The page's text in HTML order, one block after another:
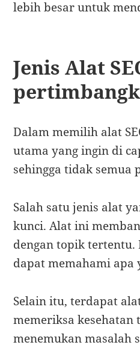
lebih besar untuk
Jenis Alat
Dalam memilih alat
utama yang ingin di
sehingga tidak semua
Salah satu jenis alat
kunci. Alat ini
dengan topik
dapat memahami apa
Selain itu, terdapat
memeriksa
menemukan masalah